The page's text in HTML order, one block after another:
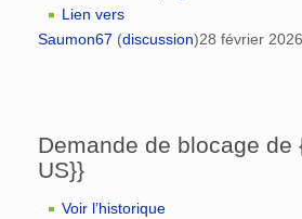
Lien vers
Saumon67 (discussion)28 février
Demande de blocage de
US}}
Voir l’historique